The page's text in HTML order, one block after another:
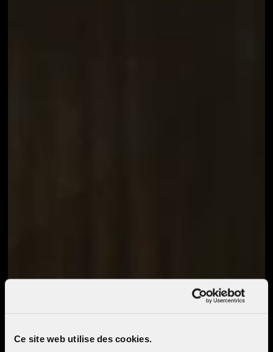
Ce site web utilise des cookies.